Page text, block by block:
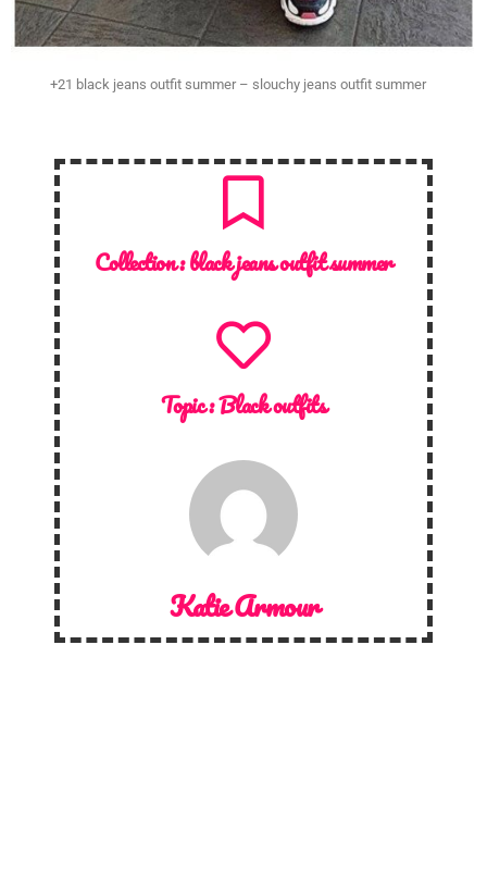
+21 black jeans outfit summer – slouchy jeans outfit summer
Collection :black jeans outfit summer
Topic :Black outfits
Katie Armour